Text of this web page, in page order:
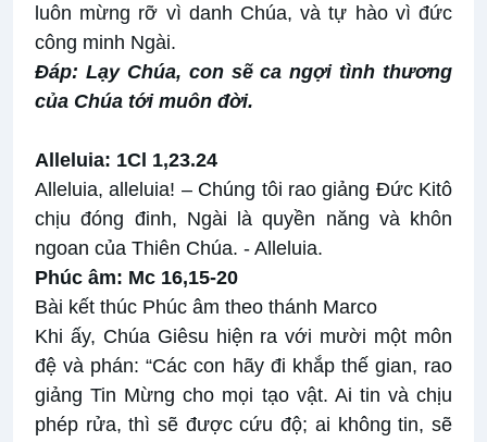
luôn mừng rỡ vì danh Chúa, và tự hào vì đức
công minh Ngài.
Ðáp: Lạy Chúa, con sẽ ca ngợi tình thương
của Chúa tới muôn đời.
Alleluia: 1Cl 1,23.24
Alleluia, alleluia! – Chúng tôi rao giảng Đức Kitô
chịu đóng đinh, Ngài là quyền năng và khôn
ngoan của Thiên Chúa. - Alleluia.
Phúc âm: Mc 16,15-20
Bài kết thúc Phúc âm theo thánh Marco
Khi ấy, Chúa Giêsu hiện ra với mười một môn
đệ và phán: “Các con hãy đi khắp thế gian, rao
giảng Tin Mừng cho mọi tạo vật. Ai tin và chịu
phép rửa, thì sẽ được cứu độ; ai không tin, sẽ